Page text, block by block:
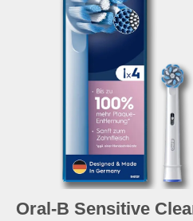
Oral-B Sensitive